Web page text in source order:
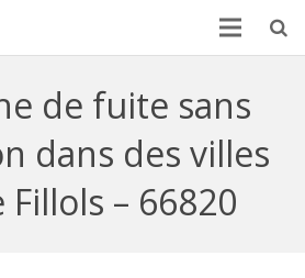
de fuite sans
dans des villes
– 66820